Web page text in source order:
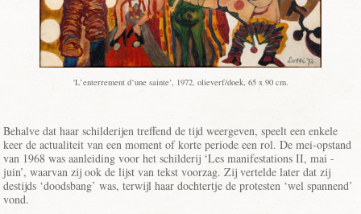
'L’enterrement d‘une sainte’, 1972, olieverf/doek, 65 x 90 cm.
Behalve dat haar schilderijen treffend de tijd weergeven, speelt een enkele
keer de actualiteit van een moment of korte periode een rol. De mei-opstand
van 1968 was aanleiding voor het schilderij ‘Les manifestations II, mai -
juin’, waarvan zij ook de lijst van tekst voorzag. Zij vertelde later dat zij
destijds ‘doodsbang’ was, terwijl haar dochtertje de protesten ‘wel spannend’
vond.